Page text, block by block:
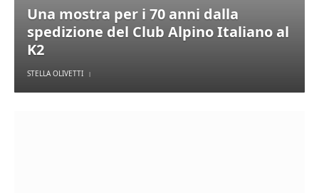
Una mostra per i 70 anni dalla
spedizione del Club Alpino Italiano al
K2
STELLA OLIVETTI